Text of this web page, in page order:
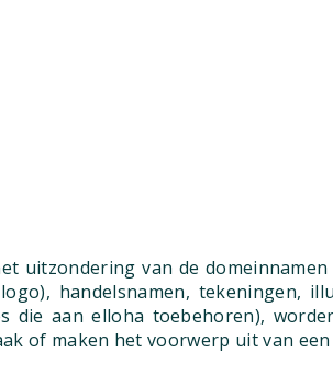
uitzondering van de
handelsnamen, tekeningen,
aan elloha toebehoren),
of maken het voorwerp uit van